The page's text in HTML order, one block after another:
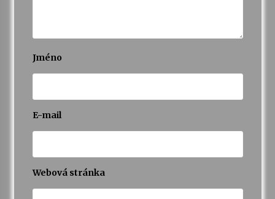
Jméno
E-mail
Webová stránka